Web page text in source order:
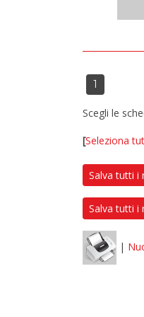
1
Scegli le
[Seleziona
Salva tutti i
Salva tutti i
|